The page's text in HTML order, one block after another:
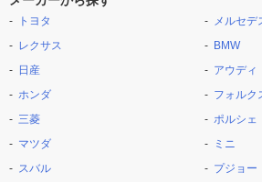
トヨタ
レクサス
日産
ホンダ
三菱
マツダ
スバル
メルセデ
BMW
アウディ
フォルク
ポルシェ
ミニ
プジョー